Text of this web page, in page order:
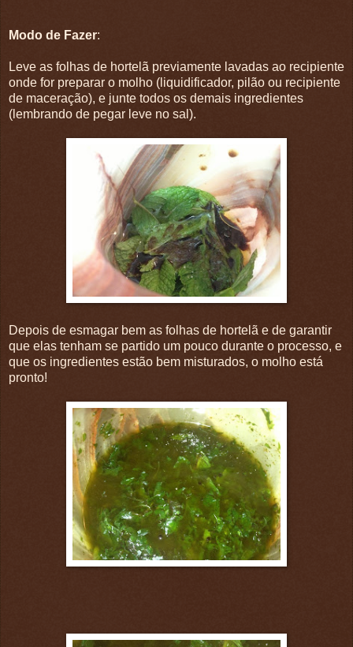
Modo de Fazer:
Leve as folhas de hortelã previamente lavadas ao recipiente
onde for preparar o molho (liquidificador, pilão ou recipiente
de maceração), e junte todos os demais ingredientes
(lembrando de pegar leve no sal).
Depois de esmagar bem as folhas de hortelã e de garantir
que elas tenham se partido um pouco durante o processo, e
que os ingredientes estão bem misturados, o molho está
pronto!